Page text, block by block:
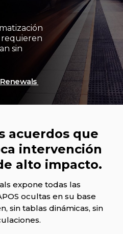
sin
acuerdos que
intervención
alto impacto.
expone todas las
ocultas en su base
sin tablas dinámicas, sin